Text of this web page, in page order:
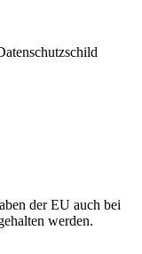
der EU auch bei
werden.